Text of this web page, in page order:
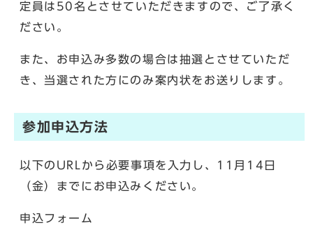
定員は50名とさせていただきますので、ご了承く
ださい。
また、お申込み多数の場合は抽選とさせていただ
き、当選された方にのみ案内状をお送りします。
参加申込方法
以下のURLから必要事項を入力し、11月14日
（金）までにお申込みください。
申込フォーム